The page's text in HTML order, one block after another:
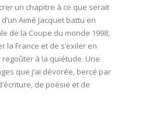
un chapitre à ce que serait
Aimé Jacquet battu en
de la Coupe du monde 1998,
la France et de s’exiler en
à la quiétude. Une
que j’ai dévorée, bercé par
de poésie et de